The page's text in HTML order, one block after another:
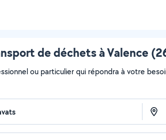
de déchets à Valence
ou particulier qui répondra à votre